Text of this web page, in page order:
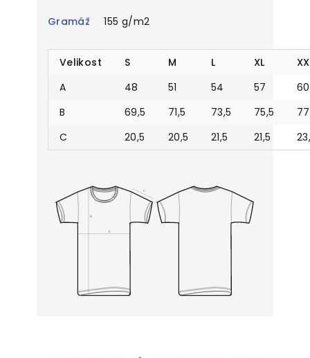
Gramáž 155 g/m2
Velikost S M L XL
A
48 51 54 57
60
B
69,5 71,5 73,5 75,5
C
20,5 20,5 21,5 21,5